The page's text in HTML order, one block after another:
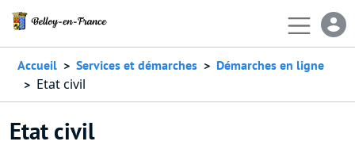
Accueil Services et démarches Démarches en ligne
Etat civil
Etat civil